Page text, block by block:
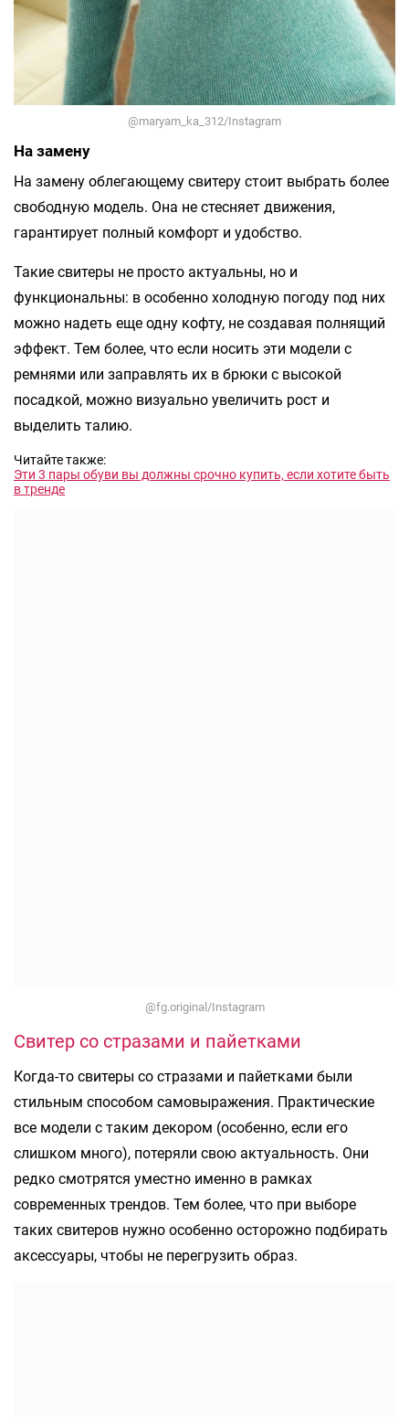
@maryam_ka_312/Instagram
На замену
На замену облегающему свитеру стоит выбрать более
свободную модель. Она не стесняет движения,
гарантирует полный комфорт и удобство.
Такие свитеры не просто актуальны, но и
функциональны: в особенно холодную погоду под них
можно надеть еще одну кофту, не создавая полнящий
эффект. Тем более, что если носить эти модели с
ремнями или заправлять их в брюки с высокой
посадкой, можно визуально увеличить рост и
выделить талию.
Читайте также:
Эти 3 пары обуви вы должны срочно купить, если хотите быть
в тренде
@fg.original/Instagram
Свитер со стразами и пайетками
Когда-то свитеры со стразами и пайетками были
стильным способом самовыражения. Практические
все модели с таким декором (особенно, если его
слишком много), потеряли свою актуальность. Они
редко смотрятся уместно именно в рамках
современных трендов. Тем более, что при выборе
таких свитеров нужно особенно осторожно подбирать
аксессуары, чтобы не перегрузить образ.